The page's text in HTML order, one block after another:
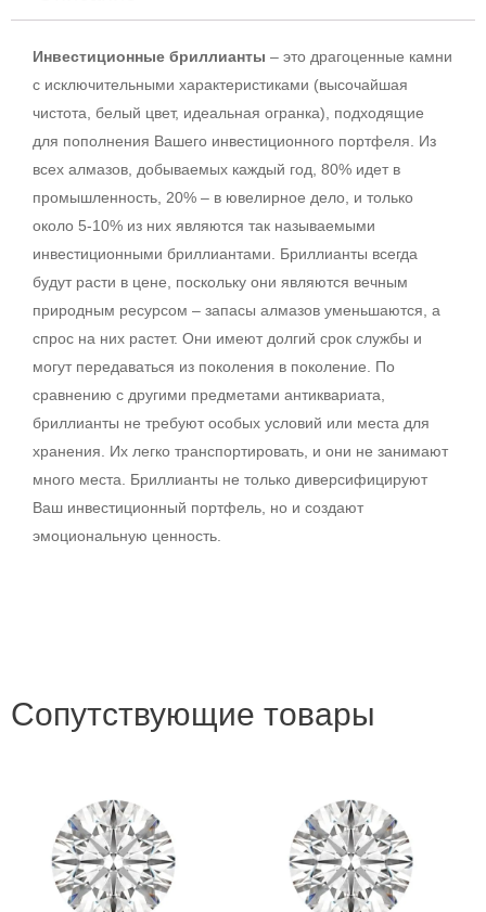
Инвестиционные бриллианты – это драгоценные камни
с исключительными характеристиками (высочайшая
чистота, белый цвет, идеальная огранка), подходящие
для пополнения Вашего инвестиционного портфеля. Из
всех алмазов, добываемых каждый год, 80% идет в
промышленность, 20% – в ювелирное дело, и только
около 5-10% из них являются так называемыми
инвестиционными бриллиантами. Бриллианты всегда
будут расти в цене, поскольку они являются вечным
природным ресурсом – запасы алмазов уменьшаются, а
спрос на них растет. Они имеют долгий срок службы и
могут передаваться из поколения в поколение. По
сравнению с другими предметами антиквариата,
бриллианты не требуют особых условий или места для
хранения. Их легко транспортировать, и они не занимают
много места. Бриллианты не только диверсифицируют
Ваш инвестиционный портфель, но и создают
эмоциональную ценность.
Сопутствующие товары